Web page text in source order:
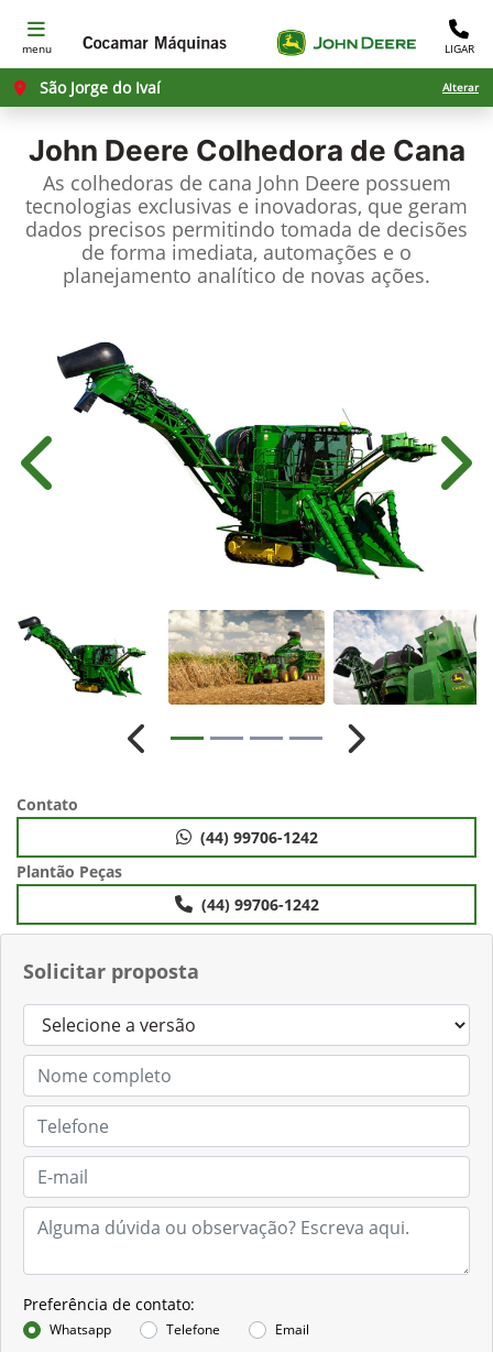
menu LIGAR
São Jorge do Ivaí Alterar
John Deere Colhedora de Cana
As colhedoras de cana John Deere possuem
tecnologias exclusivas e inovadoras, que geram
dados precisos permitindo tomada de decisões
de forma imediata, automações e o
planejamento analítico de novas ações.
Solicitar proposta
Preferência de contato:
Whatsapp Telefone Email
Anterior
Anterior Próximo
Contato
(44) 99706-1242
Plantão Peças
(44) 99706-1242